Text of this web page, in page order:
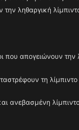
ληθαργική
που απογειώνουν την
τη λίμπιντο
ανεβασμένη